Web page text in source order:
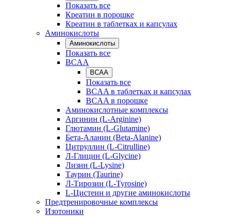
Показать все
Креатин в порошке
Креатин в таблетках и капсулах
Аминокислоты
Аминокислоты
Показать все
BCAA
BCAA
Показать все
BCAA в таблетках и капсулах
BCAA в порошке
Аминокислотные комплексы
Аргинин (L-Arginine)
Глютамин (L-Glutamine)
Бета-Аланин (Beta-Alanine)
Цитруллин (L-Citrulline)
Л-Глицин (L-Glycine)
Лизин (L-Lysine)
Таурин (Taurine)
Л-Тирозин (L-Tyrosine)
L-Цистеин и другие аминокислоты
Предтренировочные комплексы
Изотоники